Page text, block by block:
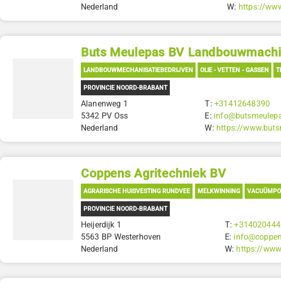
Nederland
W: https://
Buts Meulepas BV
LANDBOUWMECHANISATIEBEDRIJVEN OLIE - VETTEN - GASSEN
PROVINCIE NOORD-BRABANT
Alanenweg 1
5342 PV Oss
Nederland
T:+31412648390
E:
W: https://
Coppens Agritechniek BV
AGRARISCHE HUISVESTING RUNDVEE MELKWINNING
PROVINCIE NOORD-BRABANT
Heijerdijk 1
5563 BP Westerhoven
Nederland
T:
E:
W: https://